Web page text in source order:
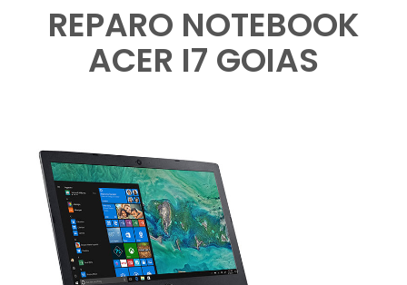
REPARO NOTEBOOK
ACER I7 GOIAS